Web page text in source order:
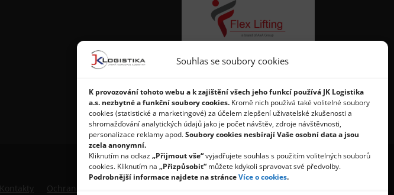
Souhlas se soubory cookies
K provozování tohoto webu a k zajištění všech jeho funkcí používá JK Logistika
a.s. nezbytné a funkční soubory cookies. Kromě nich používá také volitelné soubory
cookies (statistické a marketingové) za účelem zlepšení uživatelské zkušenosti a
shromažďování analytických údajů jako je počet návštěv, zdroje návštěvnosti,
personalizace reklamy apod.Soubory cookies nesbírají Vaše osobní data a jsou
zcela anonymní.
Kliknutím na odkaz„Přijmout vše“vyjadřujete souhlas s použitím volitelných souborů
cookies. Kliknutím na „Přizpůsobit“ můžete kdykoli spravovat své předvolby.
Podrobnější informace najdete na stránceVíce o cookies.
Kontakty Ochrana osobních údajů